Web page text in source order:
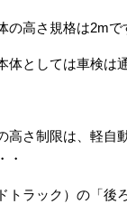
の高さ規格は2mで
体としては車検は
高さ制限は、軽自
・
トラック）の「後